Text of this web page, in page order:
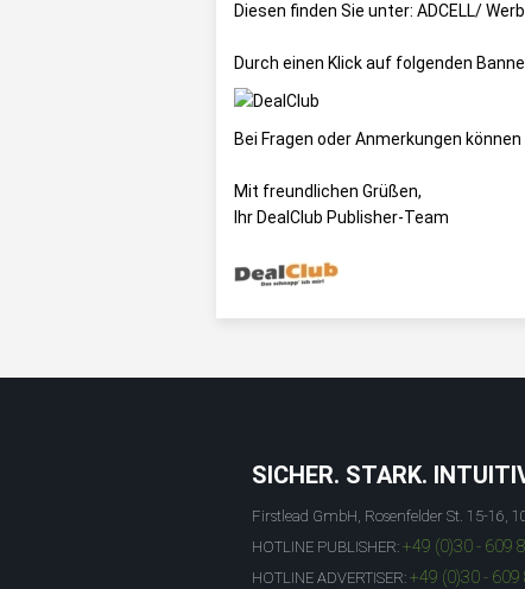
Diesen finden Sie unter: ADCELL/
Durch einen Klick auf folgenden
Bei Fragen oder Anmerkungen
Mit freundlichen Grüßen,
Ihr DealClub Publisher-Team
SICHER. STARK.
Firstlead GmbH, Rosenfelder St. 15-16,
HOTLINE PUBLISHER: +49 (0)30 - 609
HOTLINE ADVERTISER: +49 (0)30 - 609